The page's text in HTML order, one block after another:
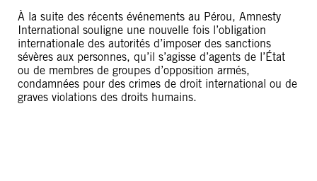
À la suite des récents événements au Pérou, Amnesty
International souligne une nouvelle fois l’obligation
internationale des autorités d’imposer des sanctions
sévères aux personnes, qu’il s’agisse d’agents de l’État
ou de membres de groupes d’opposition armés,
condamnées pour des crimes de droit international ou de
graves violations des droits humains.